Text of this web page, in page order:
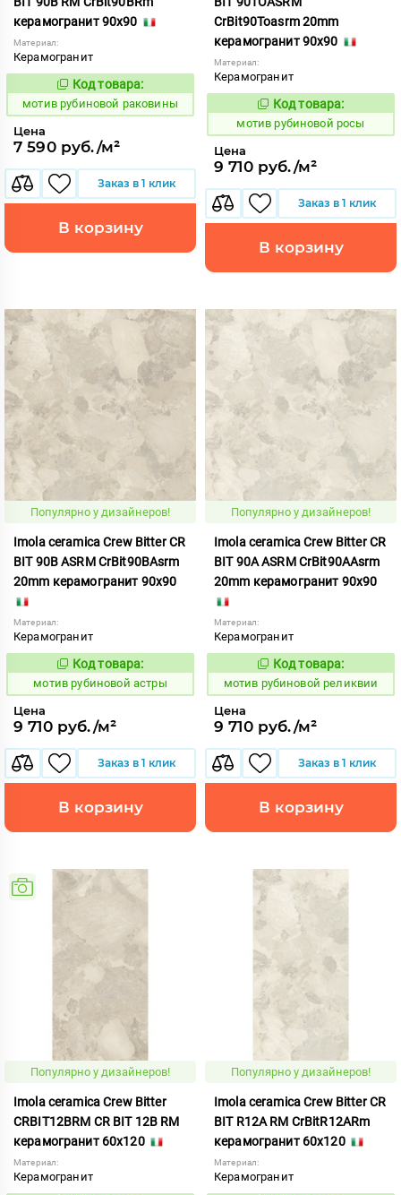
керамогранит 90x90
Материал:
Керамогранит
1041203
Код товара:
мотив рубиновой раковины
Цена
7 590 руб./м²
Заказ в 1 клик
В корзину
CrBit90Toasrm 20mm
керамогранит 90x90
Материал:
Керамогранит
1041207
Код товара:
мотив рубиновой росы
Цена
9 710 руб./м²
Заказ в 1 клик
В корзину
Популярно у дизайнеров!
Imola ceramica Crew Bitter CR
BIT 90B ASRM CrBit90BAsrm
20mm керамогранит 90x90
Материал:
Керамогранит
1041206
Код товара:
мотив рубиновой астры
Цена
9 710 руб./м²
Заказ в 1 клик
В корзину
Популярно у дизайнеров!
Imola ceramica Crew Bitter CR
BIT 90A ASRM CrBit90AAsrm
20mm керамогранит 90x90
Материал:
Керамогранит
1041205
Код товара:
мотив рубиновой реликвии
Цена
9 710 руб./м²
Заказ в 1 клик
В корзину
Популярно у дизайнеров!
Imola ceramica Crew Bitter
CRBIT12BRM CR BIT 12B RM
керамогранит 60x120
Материал:
Керамогранит
Популярно у дизайнеров!
Imola ceramica Crew Bitter CR
BIT R12A RM CrBitR12ARm
керамогранит 60x120
Материал:
Керамогранит